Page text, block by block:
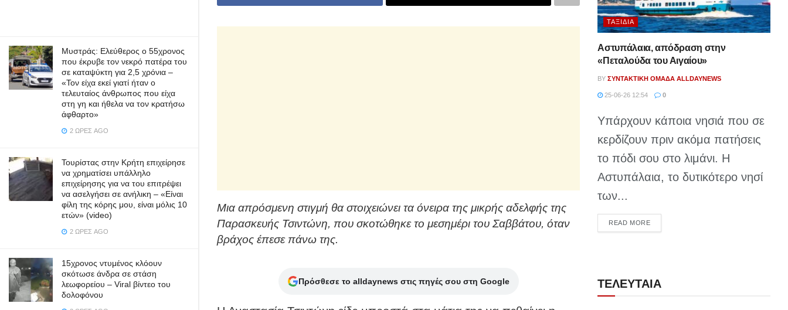
Μυστράς: Ελεύθερος ο 55χρονος
που έκρυβε τον νεκρό πατέρα του
σε καταψύκτη για 2,5 χρόνια –
«Τον είχα εκεί γιατί ήταν ο
τελευταίος άνθρωπος που είχα
στη γη και ήθελα να τον κρατήσω
άφθαρτο»
2 ΏΡΕΣ AGO
Τουρίστας στην Κρήτη επιχείρησε
να χρηματίσει υπάλληλο
επιχείρησης για να του επιτρέψει
να ασελγήσει σε ανήλικη – «Είναι
φίλη της κόρης μου, είναι μόλις 10
ετών» (video)
2 ΏΡΕΣ AGO
15χρονος ντυμένος κλόουν
σκότωσε άνδρα σε στάση
λεωφορείου – Viral βίντεο του
δολοφόνου
Μια απρόσμενη στιγμή θα στοιχειώνει τα όνειρα της μικρής αδελφής της
Παρασκευής Τσιντώνη, που σκοτώθηκε το μεσημέρι του Σαββάτου, όταν
βράχος έπεσε πάνω της.
Πρόσθεσε το alldaynews στις πηγές σου στη Google
ΤΑΞΊΔΙΑ
Αστυπάλαια, απόδραση στην
«Πεταλούδα του Αιγαίου»
BY ΣΥΝΤΑΚΤΙΚΉ ΟΜΆΔΑ ALLDAYNEWS
25-06-26 12:54 0
Υπάρχουν κάποια νησιά που σε
κερδίζουν πριν ακόμα πατήσεις
το πόδι σου στο λιμάνι. Η
Αστυπάλαια, το δυτικότερο νησί
των...
READ MOREDETAILS
ΤΕΛΕΥΤΑΙΑ